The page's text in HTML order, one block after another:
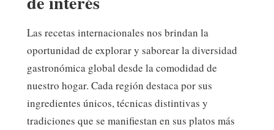
Las recetas internacionales nos brindan la
oportunidad de explorar y saborear la diversidad
gastronómica global desde la comodidad de
nuestro hogar. Cada región destaca por sus
ingredientes únicos, técnicas distintivas y
tradiciones que se manifiestan en sus platos más